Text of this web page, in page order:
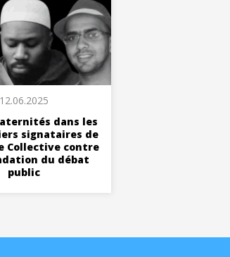
12.06.2025
dans les
signataires de
Collective contre
du débat
public